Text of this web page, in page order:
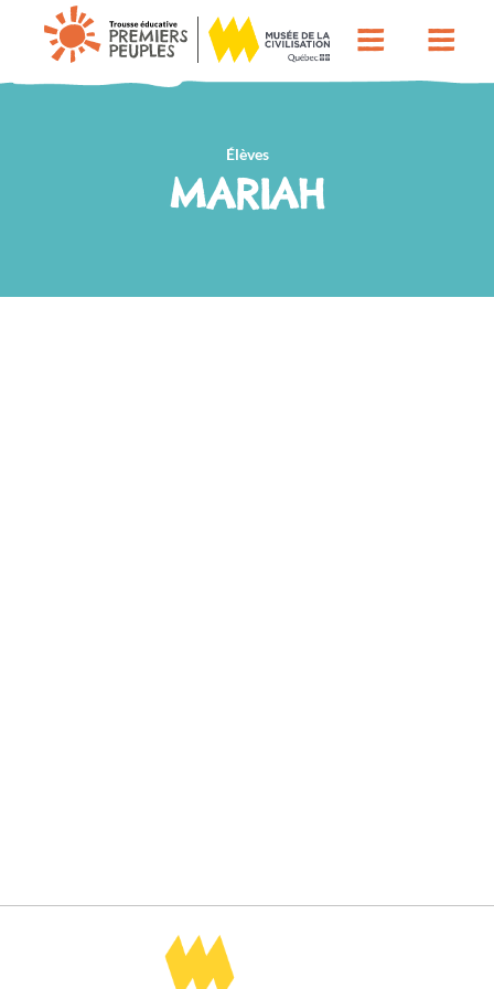
Élèves
MARIAH